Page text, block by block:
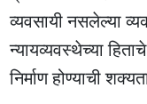
व्यवसायी नसलेल्या
न्यायव्यवस्थेच्या
निर्माण होण्याची